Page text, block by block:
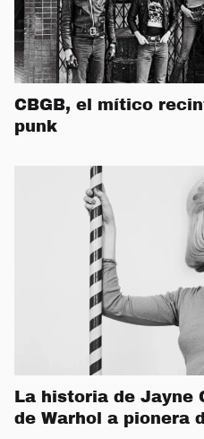
CBGB, el mítico
punk
La historia de Jayne
de Warhol a pionera